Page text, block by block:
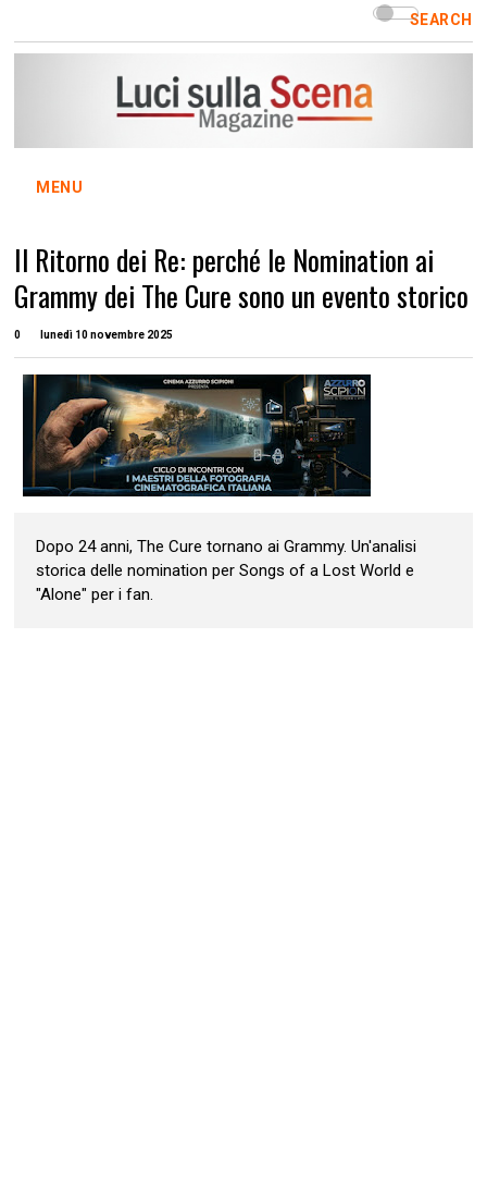
SEARCH
MENU
Il Ritorno dei Re: perché le Nomination ai
Grammy dei The Cure sono un evento storico
0 lunedì 10 novembre 2025
Dopo 24 anni, The Cure tornano ai Grammy. Un'analisi
storica delle nomination per Songs of a Lost World e
"Alone" per i fan.